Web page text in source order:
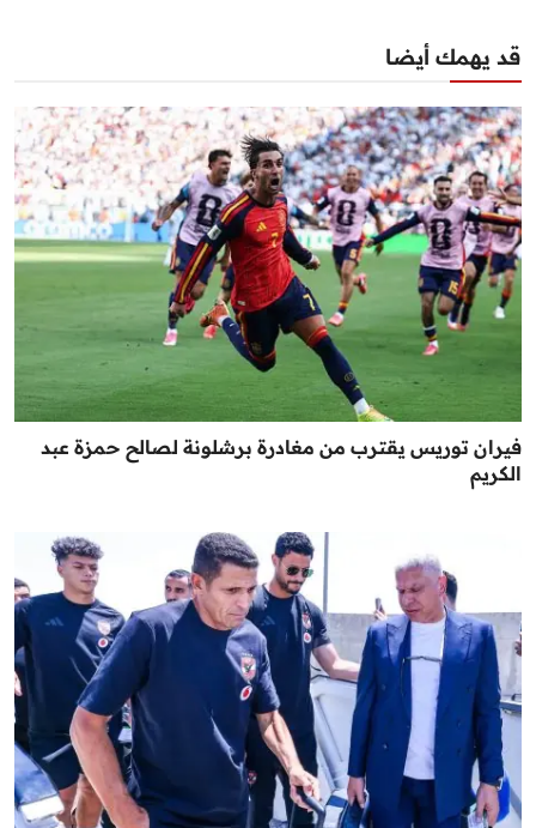
قد يهمك أيضا
فيران توريس يقترب من مغادرة برشلونة لصالح حمزة عبد
الكريم